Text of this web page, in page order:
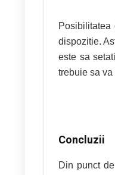
dispozitie.
este sa
trebuie sa
Concluzii
Din punct